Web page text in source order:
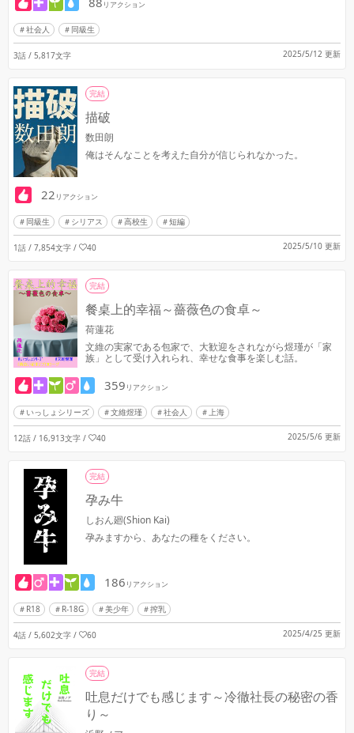
リアクション
社会人 同級生
3話 / 5,817文字 2025/5/12 更新
完結
描破
数田朗
俺はそんなことを考えた自分が信じられなかった。
22 リアクション
同級生 シリアス 高校生 短編
1話 / 7,854文字 / 40 2025/5/10 更新
完結
餐桌上的幸福～薔薇色の食卓～
荷蓮花
文維の実家である包家で、大歓迎をされながら煜瑾が「家
族」として受け入れられ、幸せな食事を楽しむ話。
359 リアクション
いっしょシリーズ 文維煜瑾 社会人 上海
12話 / 16,913文字 / 40 2025/5/6 更新
完結
孕み牛
しおん廻(Shion Kai)
孕みますから、あなたの種をください。
186 リアクション
R18 R-18G 美少年 搾乳
4話 / 5,602文字 / 60 2025/4/25 更新
完結
吐息だけでも感じます～冷徹社長の秘密の香
り～